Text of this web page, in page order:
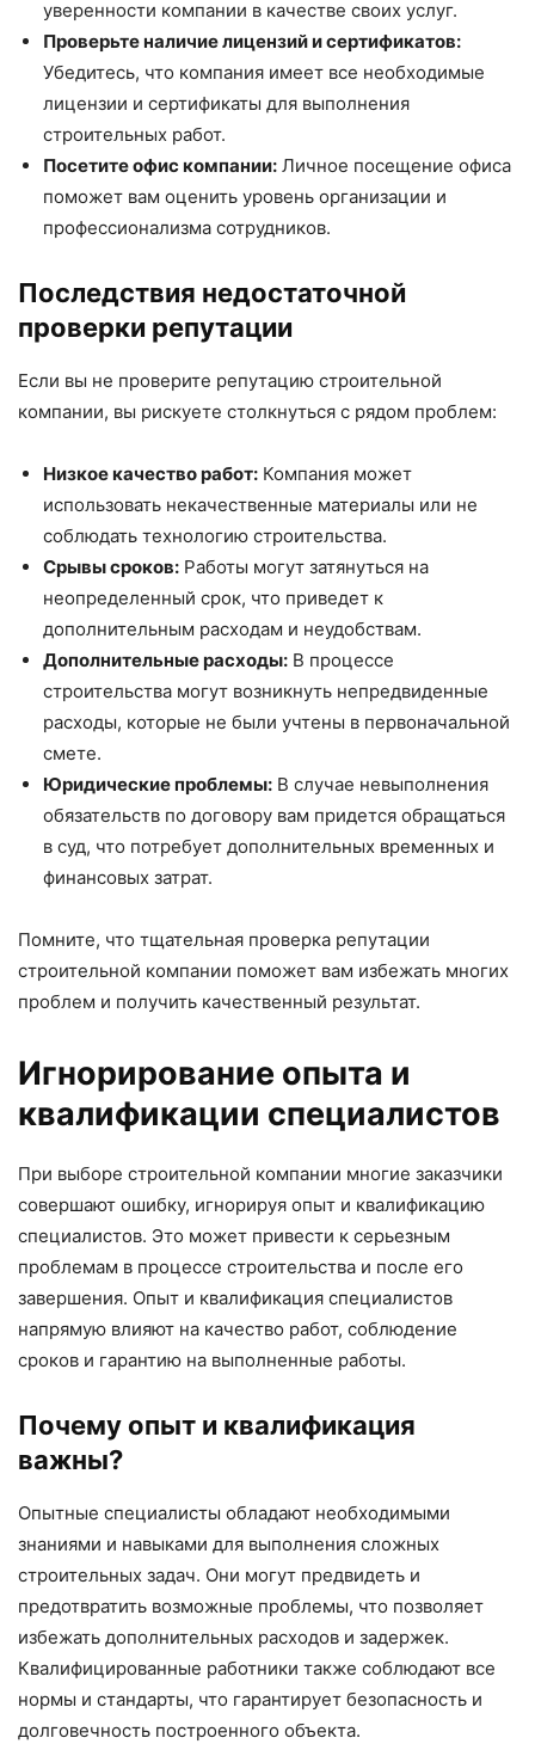
уверенности компании в качестве своих услуг.
Проверьте наличие лицензий и сертификатов:
Убедитесь, что компания имеет все необходимые
лицензии и сертификаты для выполнения
строительных работ.
Посетите офис компании: Личное посещение офиса
поможет вам оценить уровень организации и
профессионализма сотрудников.
Последствия недостаточной
проверки репутации
Если вы не проверите репутацию строительной
компании, вы рискуете столкнуться с рядом проблем:
Низкое качество работ: Компания может
использовать некачественные материалы или не
соблюдать технологию строительства.
Срывы сроков: Работы могут затянуться на
неопределенный срок, что приведет к
дополнительным расходам и неудобствам.
Дополнительные расходы: В процессе
строительства могут возникнуть непредвиденные
расходы, которые не были учтены в первоначальной
смете.
Юридические проблемы: В случае невыполнения
обязательств по договору вам придется обращаться
в суд, что потребует дополнительных временных и
финансовых затрат.
Помните, что тщательная проверка репутации
строительной компании поможет вам избежать многих
проблем и получить качественный результат.
Игнорирование опыта и
квалификации специалистов
При выборе строительной компании многие заказчики
совершают ошибку, игнорируя опыт и квалификацию
специалистов. Это может привести к серьезным
проблемам в процессе строительства и после его
завершения. Опыт и квалификация специалистов
напрямую влияют на качество работ, соблюдение
сроков и гарантию на выполненные работы.
Почему опыт и квалификация
важны?
Опытные специалисты обладают необходимыми
знаниями и навыками для выполнения сложных
строительных задач. Они могут предвидеть и
предотвратить возможные проблемы, что позволяет
избежать дополнительных расходов и задержек.
Квалифицированные работники также соблюдают все
нормы и стандарты, что гарантирует безопасность и
долговечность построенного объекта.